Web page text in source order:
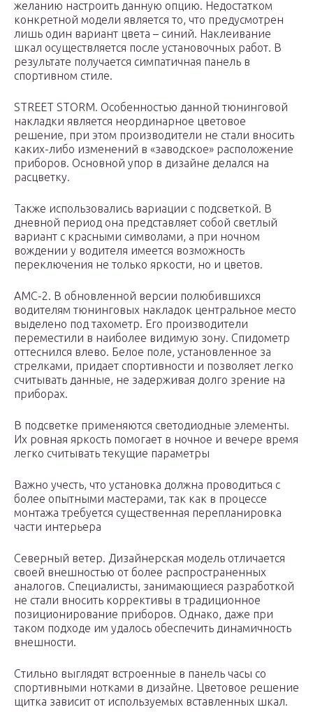
желанию настроить данную опцию. Недостатком
конкретной модели является то, что предусмотрен
лишь один вариант цвета ­– синий. Наклеивание
шкал осуществляется после установочных работ. В
результате получается симпатичная панель в
спортивном стиле.
STREET STORM. Особенностью данной тюнинговой
накладки является неординарное цветовое
решение, при этом производители не стали вносить
каких-либо изменений в «заводское» расположение
приборов. Основной упор в дизайне делался на
расцветку.
Также использовались вариации с подсветкой. В
дневной период она представляет собой светлый
вариант с красными символами, а при ночном
вождении у водителя имеется возможность
переключения не только яркости, но и цветов.
АМС-2. В обновленной версии полюбившихся
водителям тюнинговых накладок центральное место
выделено под тахометр. Его производители
переместили в наиболее видимую зону. Спидометр
оттеснился влево. Белое поле, установленное за
стрелками, придает спортивности и позволяет легко
считывать данные, не задерживая долго зрение на
приборах.
В подсветке применяются светодиодные элементы.
Их ровная яркость помогает в ночное и вечере время
легко считывать текущие параметры
Важно учесть, что установка должна проводиться с
более опытными мастерами, так как в процессе
монтажа требуется существенная перепланировка
части интерьера
Северный ветер. Дизайнерская модель отличается
своей внешностью от более распространенных
аналогов. Специалисты, занимающиеся разработкой
не стали вносить коррективы в традиционное
позиционирование приборов. Однако, даже при
таком подходе им удалось обеспечить динамичность
внешности.
Стильно выглядят встроенные в панель часы со
спортивными нотками в дизайне. Цветовое решение
щитка зависит от используемых вставленных шкал.